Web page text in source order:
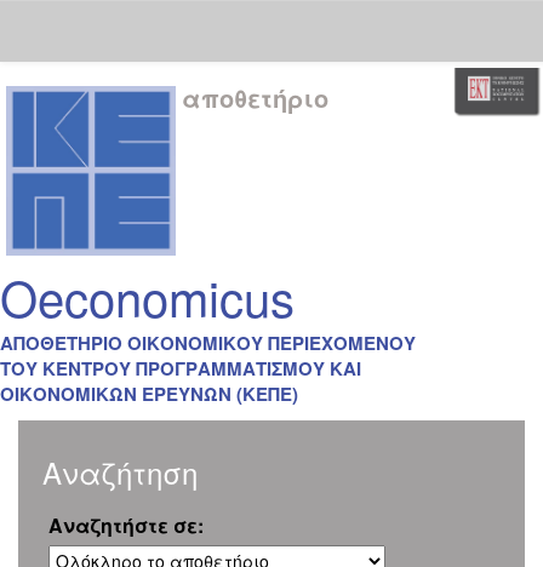
Skip
navigation
αποθετήριο
Oeconomicus
ΑΠΟΘΕΤΗΡΙΟ ΟΙΚΟΝΟΜΙΚΟΥ ΠΕΡΙΕΧΟΜΕΝΟΥ
ΤΟΥ ΚΕΝΤΡΟΥ ΠΡΟΓΡΑΜΜΑΤΙΣΜΟΥ ΚΑΙ
ΟΙΚΟΝΟΜΙΚΩΝ ΕΡΕΥΝΩΝ (ΚΕΠΕ)
Αναζήτηση
Αναζητήστε σε: